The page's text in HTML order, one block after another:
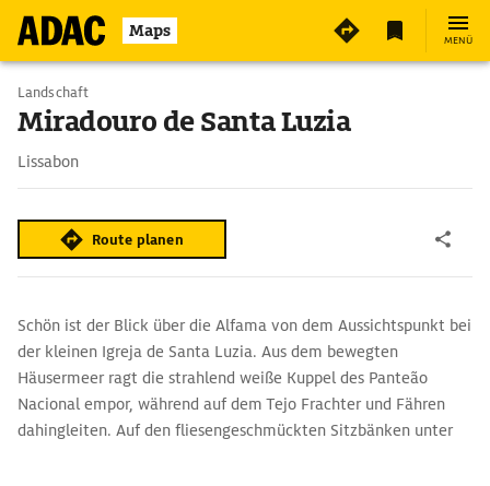
Maps MENÜ
Landschaft
Miradouro de Santa Luzia
Lissabon
Route planen
Schön ist der Blick über die Alfama von dem Aussichtspunkt bei
der kleinen Igreja de Santa Luzia. Aus dem bewegten
Häusermeer ragt die strahlend weiße Kuppel des Panteão
Nacional empor, während auf dem Tejo Frachter und Fähren
dahingleiten. Auf den fliesengeschmückten Sitzbänken unter